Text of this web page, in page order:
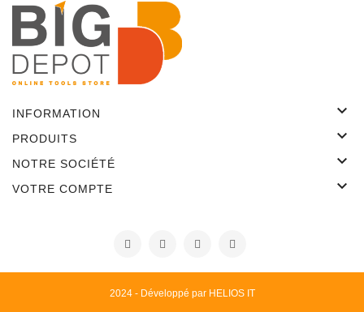
INFORMATION 
PRODUITS 
NOTRE SOCIÉTÉ 
VOTRE COMPTE 
2024 - Développé par HELIOS IT